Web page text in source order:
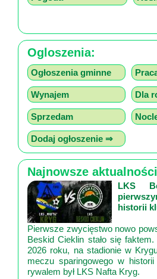
Ogloszenia:
Ogłoszenia gminne
Wynajem Dla
Sprzedam
Dodaj ogłoszenie ⇒
Najnowsze
LKS
historii
Pierwsze zwycięstwo nowo
Beskid Cieklin stało się
2026 roku, na stadionie w
meczu sparingowego w
rywalem był LKS Nafta Kryg.